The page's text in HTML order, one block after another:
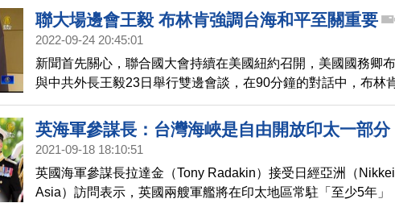
聯大場邊會王毅 布林肯強調台海和平至關重要
2022-09-24 20:45:01
新聞首先關心，聯合國大會持續在美國紐約召開，美國國務卿
與中共外長王毅23日舉行雙邊會談，在90分鐘的對話中，布林
毅強調，美國致力於維護台灣海峽和平穩定。
英海軍參謀長：台灣海峽是自由開放印太一部分
2021-09-18 18:10:51
英國海軍參謀長拉達金（Tony Radakin）接受日經亞洲（Nikkei
Asia）訪問表示，英國兩艘軍艦將在印太地區常駐「至少5年」